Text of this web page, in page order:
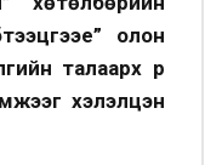
олон
талаарх үр
хэлэлцэн